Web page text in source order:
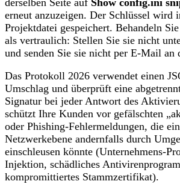
erneut anzuzeigen. Der Schlüssel wird
Projektdatei gespeichert. Behandeln
als vertraulich: Stellen Sie sie nicht
und senden Sie sie nicht per E-Mail an
Das Protokoll 2026 verwendet einen
Umschlag und überprüft eine
Signatur bei jeder Antwort des
schützt Ihre Kunden vor gefälschten
oder Phishing-Fehlermeldungen, die
Netzwerkebene andernfalls durch
einschleusen könnte (Unternehmens-
Injektion, schädliches
kompromittiertes Stammzertifikat).